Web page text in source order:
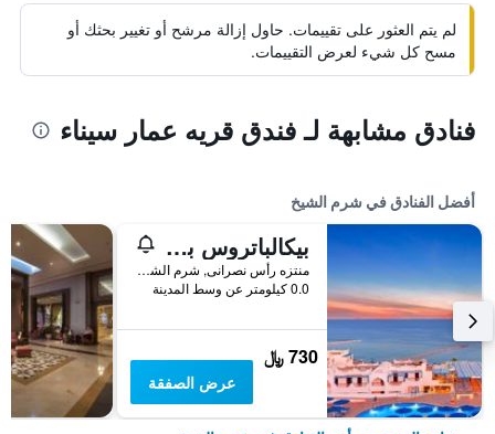
لم يتم العثور على تقييمات. حاول إزالة مرشح أو تغيير بحثك أو
مسح كل شيء لعرض التقييمات.
فنادق مشابهة لـ فندق قريه عمار سيناء
أفضل الفنادق في شرم الشيخ
بيكالباتروس بالاس شرم آند أكوا بارك
منتزه رأس نصرانى, شرم الشيخ, مصر
0.0 كيلومتر عن وسط المدينة
730 ﷼
عرض الصفقة